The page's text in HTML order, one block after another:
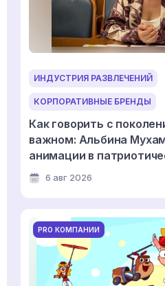
ИНДУСТРИЯ РАЗВЛЕЧЕНИЙ
КОРПОРАТИВНЫЕ БРЕНДЫ
Как говорить с
важном: Альбина
анимации в
6 авг 2026
PRO КОМПАНИИ